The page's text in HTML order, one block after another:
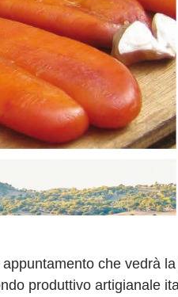
appuntamento che vedrà
produttivo artigianale